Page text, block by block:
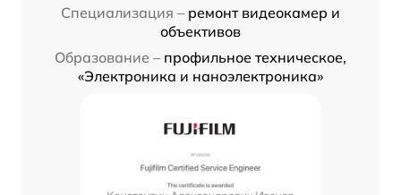
Специализация – ремонт видеокамер и
объективов
Образование – профильное техническое,
«Электроника и наноэлектроника»